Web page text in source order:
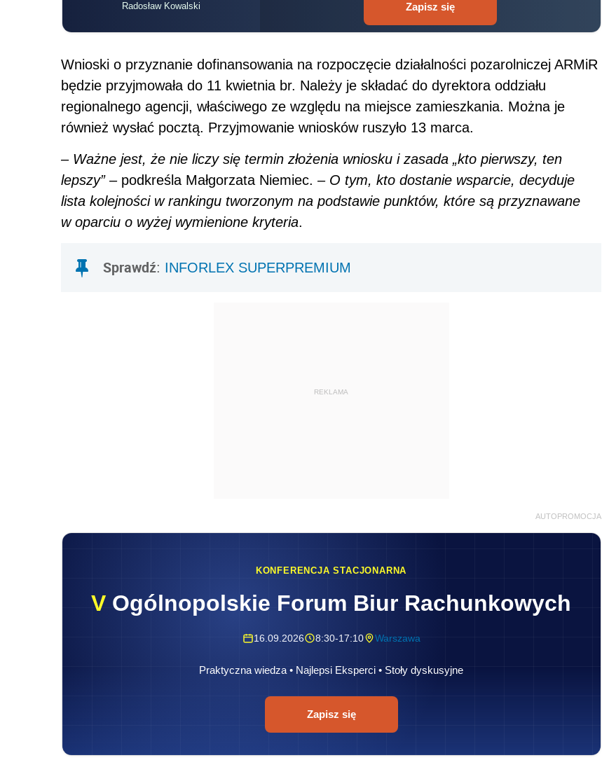
Radosław Kowalski Zapisz się
Wnioski o przyznanie dofinansowania na rozpoczęcie działalności pozarolniczej ARMiR
będzie przyjmowała do 11 kwietnia br. Należy je składać do dyrektora oddziału
regionalnego agencji, właściwego ze względu na miejsce zamieszkania. Można je
również wysłać pocztą. Przyjmowanie wniosków ruszyło 13 marca.
– Ważne jest, że nie liczy się termin złożenia wniosku i zasada „kto pierwszy, ten
lepszy” – podkreśla Małgorzata Niemiec. – O tym, kto dostanie wsparcie, decyduje
lista kolejności w rankingu tworzonym na podstawie punktów, które są przyznawane
w oparciu o wyżej wymienione kryteria.
Sprawdź: INFORLEX SUPERPREMIUM
REKLAMA
AUTOPROMOCJA
KONFERENCJA STACJONARNA
V Ogólnopolskie Forum Biur Rachunkowych
16.09.2026 8:30-17:10 Warszawa
Praktyczna wiedza • Najlepsi Eksperci • Stoły dyskusyjne
Zapisz się